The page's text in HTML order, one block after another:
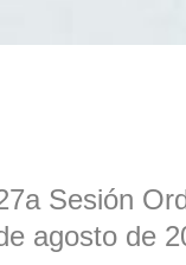
Sesión
agosto de